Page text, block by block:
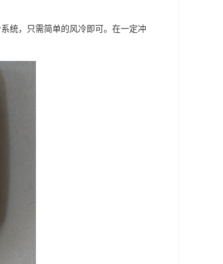
统，只需简单的风冷即可。在一定冲